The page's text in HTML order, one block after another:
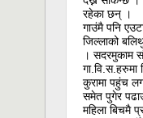
रहेका छन् ।
गाउंमै पनि
जिल्लाको
। सदरमुकाम
गा.वि.स.हरुमा
कुरामा पहुंच
समेत पुगेर
महिला बिचमै